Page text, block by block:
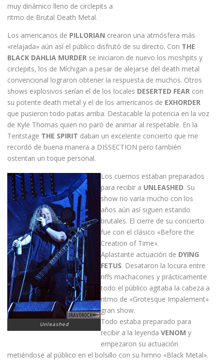
muy dinámico lleno de circlepits a
ritmo de Brutal Death Metal.
Los americanos de PILLORIAN crearon una atmósfera más
«relajada» aún así el público disfrutó de su directo. Con THE
BLACK DAHLIA MURDER se iniciaron de nuevo los moshpits y
circlepits, los de Míchigan a pesar de alejarse del death metal
convencional lograron obtener la respuesta de muchos. Otros
shows explosivos serían el de los locales DESERTED FEAR con
su potente death metal y el de los americanos de EXHORDER
que pusieron todo patas arriba. Destacable la potencia en la voz
de Kyle Thomas quien no paró de animar al respetable. En la
Tentstage THE SPIRIT daban un excelente concierto que me
recordó de buena manera a DISSECTION pero también
ostentan un toque personal.
Unleashed
Los cuernos estaban preparados
para recibir a UNLEASHED. Su
show no varía mucho con los
años aún así siguen estando
brutales. El cierre de su concierto
fue con el clásico «Before the
Creation of Time».
Aplastante actuación de DYING
FETUS. Desataron la locura entre
riffs machacones y prácticamente
todo el público agitaba la cabeza a
ritmo de «Grotesque Impalement»
gran show.
Todo estaba preparado para
recibir a la leyenda VENOM y
empezaron su actuación
metiéndose al público en el bolsillo con su himno «Black Metal».